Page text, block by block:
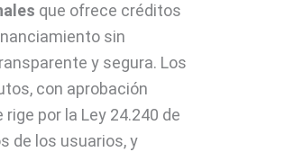
que ofrece créditos
sin
y segura. Los
con aprobación
por la Ley 24.240 de
de los usuarios, y